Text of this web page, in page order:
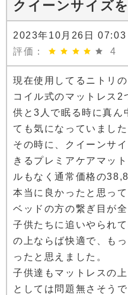
クイーンサイズ
2023年10月26日
評価：
4
現在使用してるニトリ
コイル式のマットレス2
供と3人で眠る時に真ん
ても気になっていました
その時に、クイーンサ
きるプレミアケアマッ
ルもなく通常価格の
本当に良かったと思って
ベッドの方の繋ぎ目が
子供たちに追いやられ
の上ならば快適で、も
ったと思えました。
子供達もマットレスの
としては問題無さそう